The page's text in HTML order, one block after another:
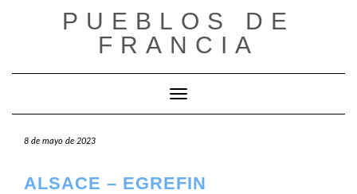
PUEBLOS DE
FRANCIA
Cambiar modo de navegación
8 de mayo de 2023
ALSACE – EGREFIN